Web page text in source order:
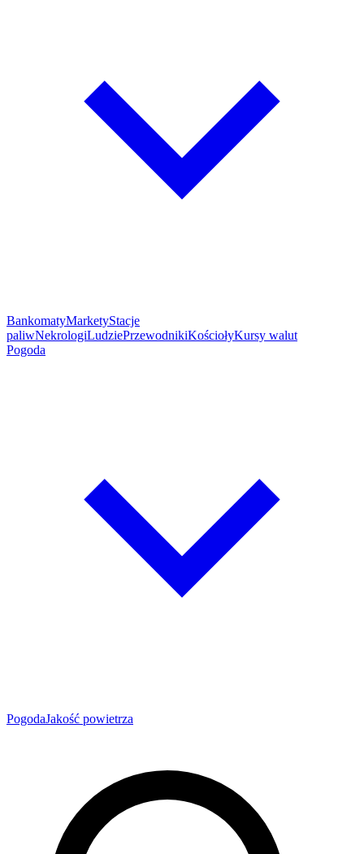
BankomatyMarketyStacje
paliwNekrologiLudziePrzewodnikiKościołyKursy walut
Pogoda
PogodaJakość powietrza